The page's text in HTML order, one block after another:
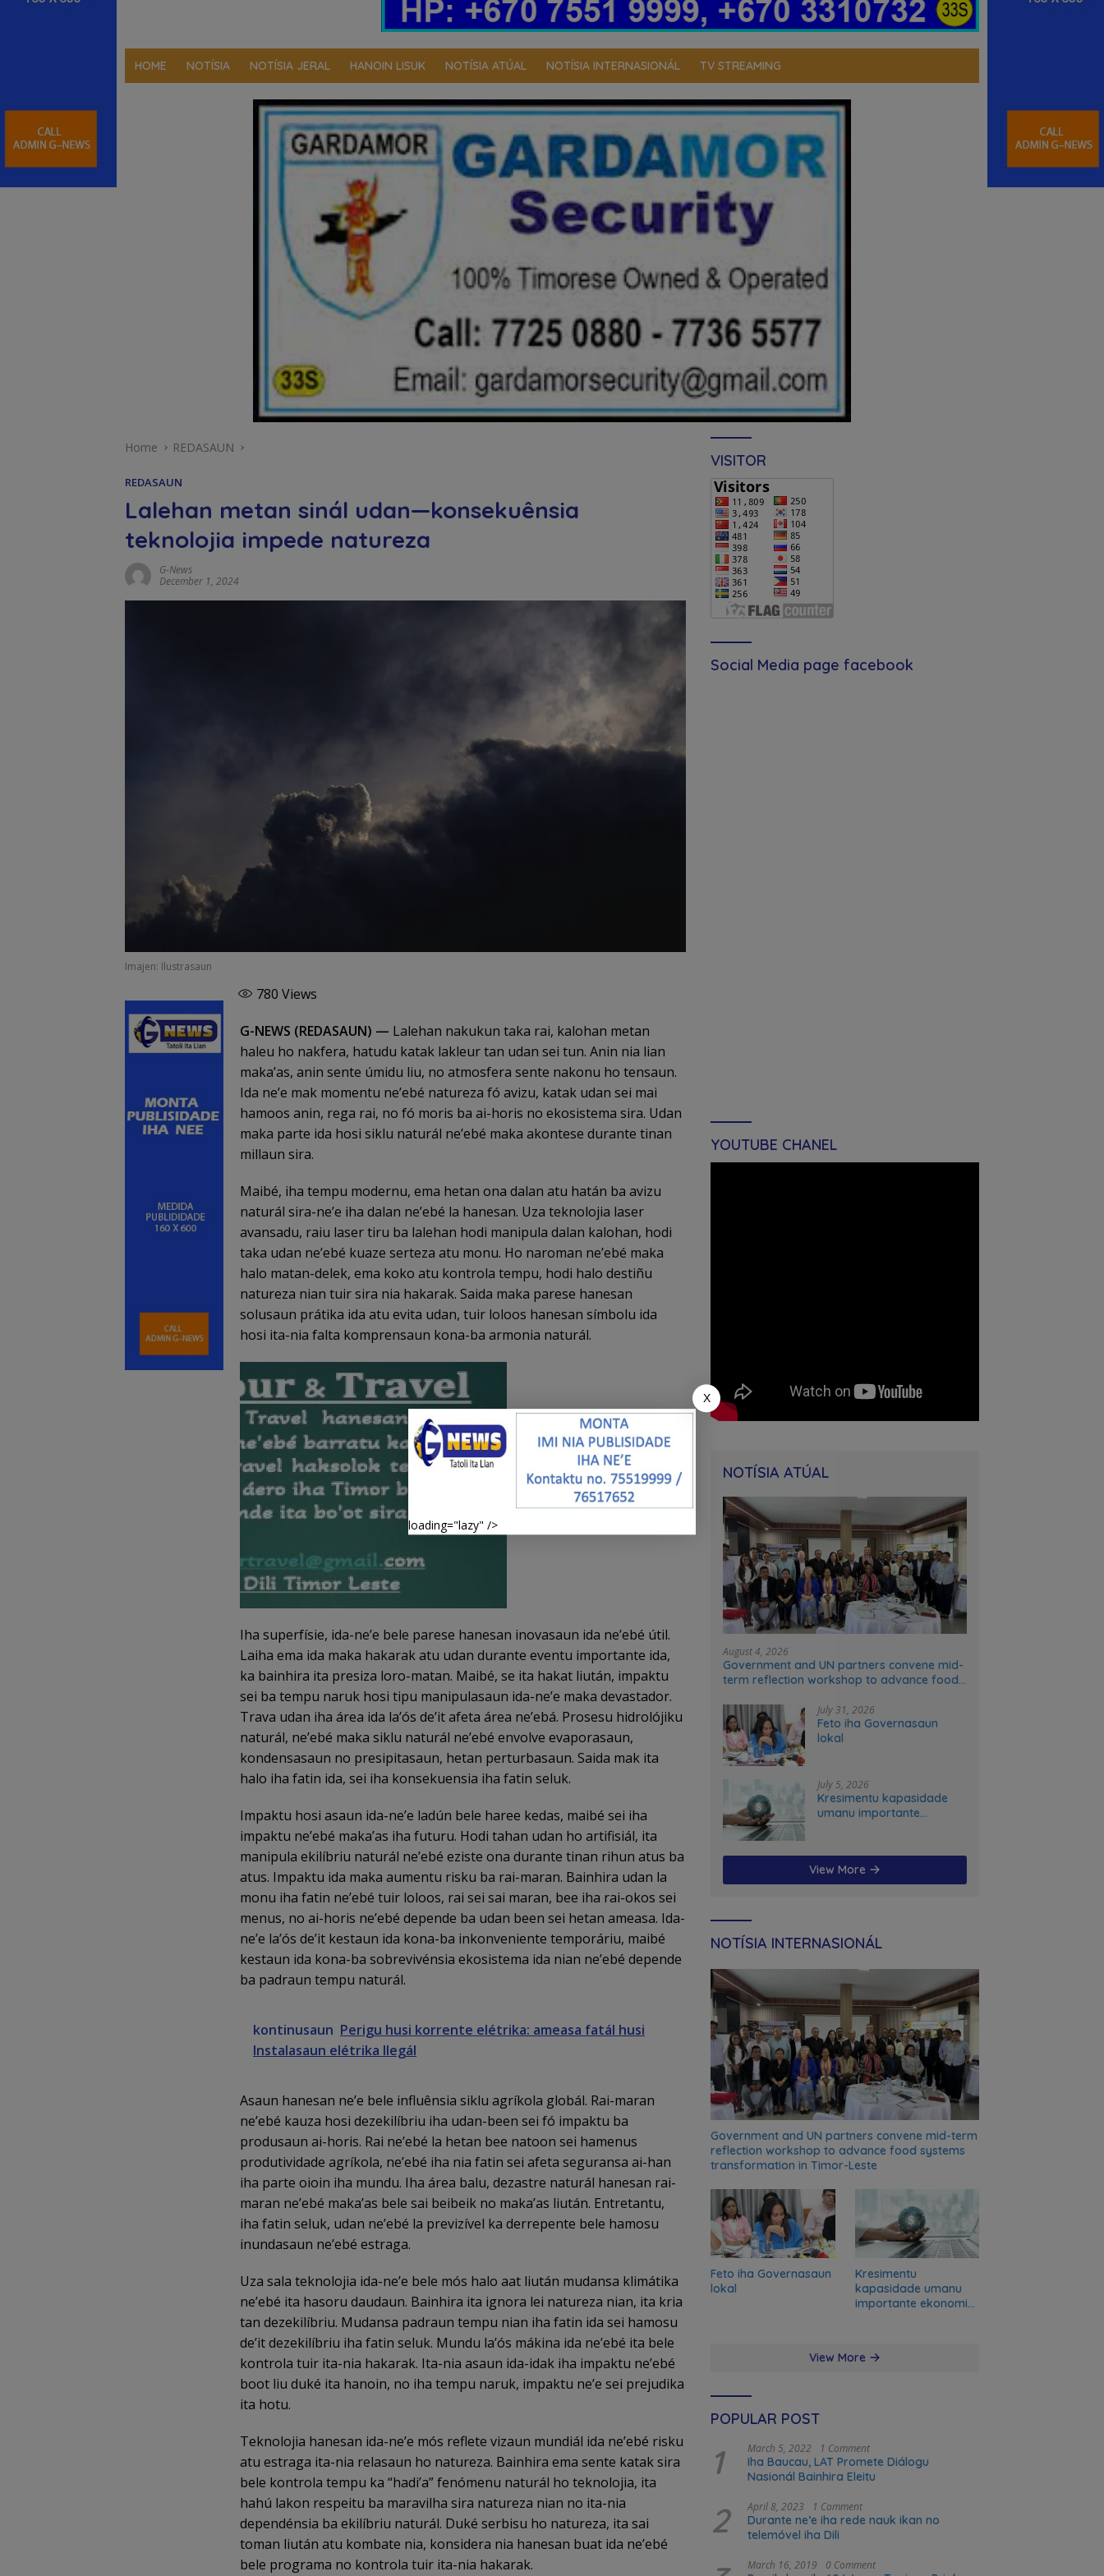
HOME NOTÍSIA NOTÍSIA JERAL HANOIN LISUK NOTÍSIA ATÚAL NOTÍSIA INTERNASIONÁL TV STREAMING
Home REDASAUN
REDASAUN
Lalehan metan sinál udan—konsekuênsia
teknolojia impede natureza
G-News
December 1, 2024
Imajen: Ilustrasaun
780 Views
G-NEWS (REDASAUN) — Lalehan nakukun taka rai, kalohan metan
haleu ho nakfera, hatudu katak lakleur tan udan sei tun. Anin nia lian
maka’as, anin sente úmidu liu, no atmosfera sente nakonu ho tensaun.
Ida ne’e mak momentu ne’ebé natureza fó avizu, katak udan sei mai
hamoos anin, rega rai, no fó moris ba ai-horis no ekosistema sira. Udan
maka parte ida hosi siklu naturál ne’ebé maka akontese durante tinan
millaun sira.
Maibé, iha tempu modernu, ema hetan ona dalan atu hatán ba avizu
naturál sira-neʼe iha dalan neʼebé la hanesan. Uza teknolojia laser
avansadu, raiu laser tiru ba lalehan hodi manipula dalan kalohan, hodi
taka udan ne’ebé kuaze serteza atu monu. Ho naroman ne’ebé maka
halo matan-delek, ema koko atu kontrola tempu, hodi halo destiñu
natureza nian tuir sira nia hakarak. Saida maka parese hanesan
solusaun prátika ida atu evita udan, tuir loloos hanesan símbolu ida
hosi ita-nia falta komprensaun kona-ba armonia naturál.
Iha superfísie, ida-ne’e bele parese hanesan inovasaun ida ne’ebé útil.
Laiha ema ida maka hakarak atu udan durante eventu importante ida,
ka bainhira ita presiza loro-matan. Maibé, se ita hakat liután, impaktu
sei ba tempu naruk hosi tipu manipulasaun ida-ne’e maka devastador.
Trava udan iha área ida la’ós de’it afeta área ne’ebá. Prosesu hidrolójiku
naturál, ne’ebé maka siklu naturál ne’ebé envolve evaporasaun,
kondensasaun no presipitasaun, hetan perturbasaun. Saida mak ita
halo iha fatin ida, sei iha konsekuensia iha fatin seluk.
Impaktu hosi asaun ida-ne’e ladún bele haree kedas, maibé sei iha
impaktu ne’ebé maka’as iha futuru. Hodi tahan udan ho artifisiál, ita
manipula ekilíbriu naturál ne’ebé eziste ona durante tinan rihun atus ba
atus. Impaktu ida maka aumentu risku ba rai-maran. Bainhira udan la
monu iha fatin ne’ebé tuir loloos, rai sei sai maran, bee iha rai-okos sei
menus, no ai-horis ne’ebé depende ba udan been sei hetan ameasa. Ida-
ne’e la’ós de’it kestaun ida kona-ba inkonveniente temporáriu, maibé
kestaun ida kona-ba sobrevivénsia ekosistema ida nian ne’ebé depende
ba padraun tempu naturál.
kontinusaun Perigu husi korrente elétrika: ameasa fatál husi
Instalasaun elétrika Ilegál
Asaun hanesan ne’e bele influênsia siklu agríkola globál. Rai-maran
ne’ebé kauza hosi dezekilíbriu iha udan-been sei fó impaktu ba
produsaun ai-horis. Rai ne’ebé la hetan bee natoon sei hamenus
produtividade agríkola, ne’ebé iha nia fatin sei afeta seguransa ai-han
iha parte oioin iha mundu. Iha área balu, dezastre naturál hanesan rai-
maran ne’ebé maka’as bele sai beibeik no maka’as liután. Entretantu,
iha fatin seluk, udan ne’ebé la previzível ka derrepente bele hamosu
inundasaun ne’ebé estraga.
Uza sala teknolojia ida-ne’e bele mós halo aat liután mudansa klimátika
ne’ebé ita hasoru daudaun. Bainhira ita ignora lei natureza nian, ita kria
tan dezekilíbriu. Mudansa padraun tempu nian iha fatin ida sei hamosu
de’it dezekilíbriu iha fatin seluk. Mundu laʼós mákina ida neʼebé ita bele
kontrola tuir ita-nia hakarak. Ita-nia asaun ida-idak iha impaktu ne’ebé
boot liu duké ita hanoin, no iha tempu naruk, impaktu ne’e sei prejudika
ita hotu.
Teknolojia hanesan ida-ne’e mós reflete vizaun mundiál ida ne’ebé risku
atu estraga ita-nia relasaun ho natureza. Bainhira ema sente katak sira
bele kontrola tempu ka “hadi’a” fenómenu naturál ho teknolojia, ita
hahú lakon respeitu ba maravilha sira natureza nian no ita-nia
dependénsia ba ekilíbriu naturál. Duké serbisu ho natureza, ita sai
toman liután atu kombate nia, konsidera nia hanesan buat ida ne’ebé
bele programa no kontrola tuir ita-nia hakarak.
VISITOR
Social Media page facebook
YOUTUBE CHANEL
NOTÍSIA ATÚAL
August 4, 2026
Government and UN partners convene mid-
term reflection workshop to advance food
July 31, 2026
Feto iha Governasaun
lokal
July 5, 2026
Kresimentu kapasidade
umanu importante
View More
NOTÍSIA INTERNASIONÁL
Government and UN partners convene mid-term
reflection workshop to advance food systems
transformation in Timor-Leste
Feto iha Governasaun
lokal
Kresimentu
kapasidade umanu
importante ekonomia
View More
POPULAR POST
1 March 5, 2022 1 Comment
Iha Baucau, LAT Promete Diálogu
Nasionál Bainhira Eleitu
2 April 8, 2023 1 Comment
Durante ne’e iha rede nauk ikan no
telemóvel iha Dili
March 16, 2019 0 Comment
X
loading="lazy" />